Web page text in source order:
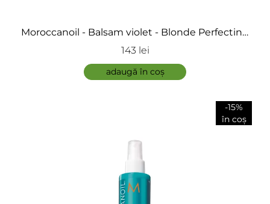
Moroccanoil - Balsam violet - Blonde Perfecting
Purple Conditioner
143 lei
adaugă în coș
-15%
în coș